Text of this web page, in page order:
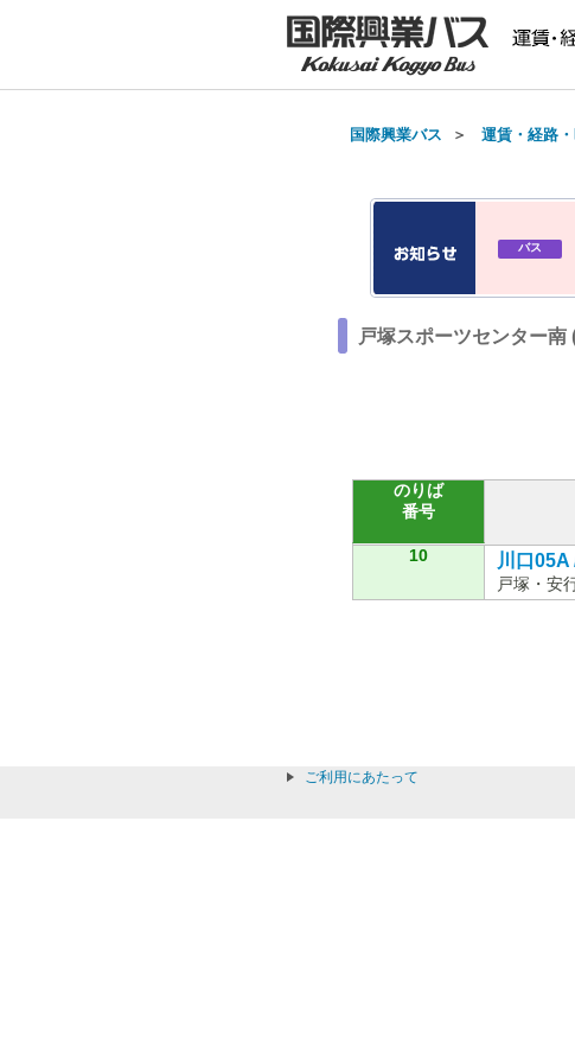
国際興業バス ＞ 運賃・経路
バス
戸塚スポーツセンター
のりば
番号
10 川口
戸塚・安
ご利用にあたって